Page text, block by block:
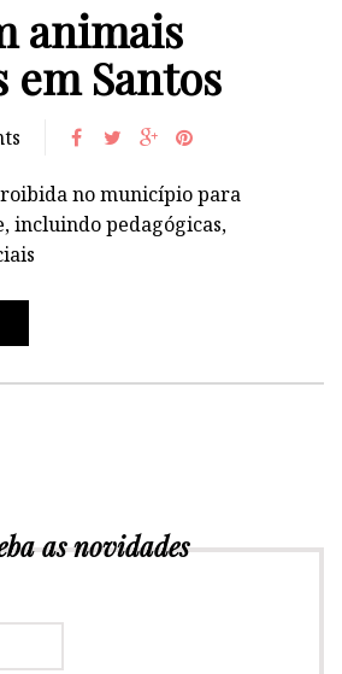
animais
Santos
no município para
incluindo pedagógicas,
as novidades